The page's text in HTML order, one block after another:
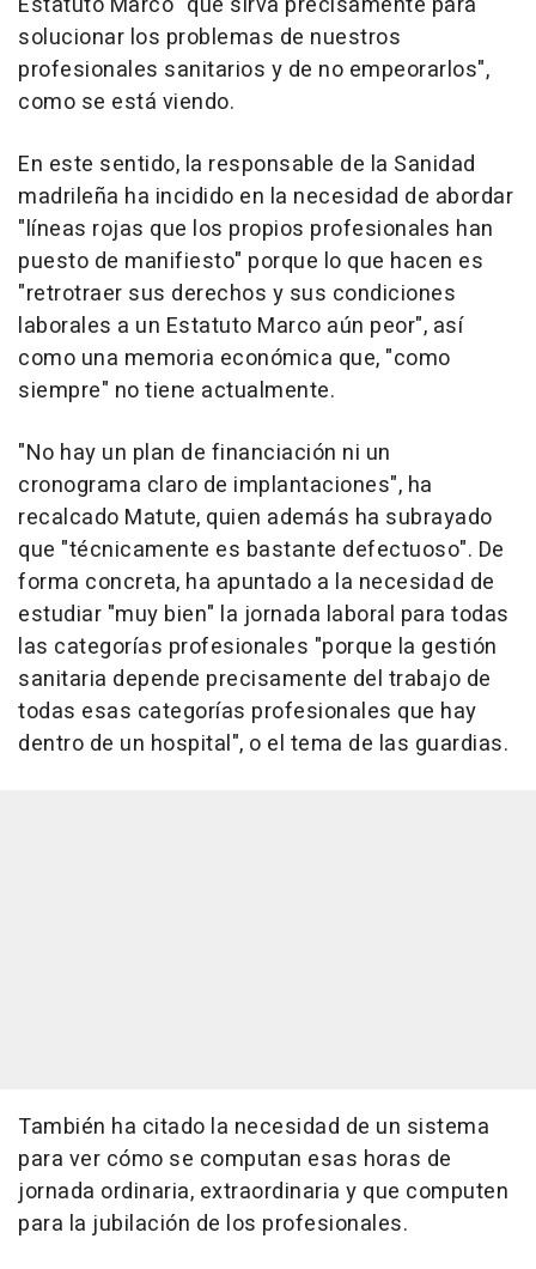
solucionar los problemas de nuestros
profesionales sanitarios y de no empeorarlos",
como se está viendo.
En este sentido, la responsable de la Sanidad
madrileña ha incidido en la necesidad de abordar
"líneas rojas que los propios profesionales han
puesto de manifiesto" porque lo que hacen es
"retrotraer sus derechos y sus condiciones
laborales a un Estatuto Marco aún peor", así
como una memoria económica que, "como
siempre" no tiene actualmente.
"No hay un plan de financiación ni un
cronograma claro de implantaciones", ha
recalcado Matute, quien además ha subrayado
que "técnicamente es bastante defectuoso". De
forma concreta, ha apuntado a la necesidad de
estudiar "muy bien" la jornada laboral para todas
las categorías profesionales "porque la gestión
sanitaria depende precisamente del trabajo de
todas esas categorías profesionales que hay
dentro de un hospital", o el tema de las guardias.
También ha citado la necesidad de un sistema
para ver cómo se computan esas horas de
jornada ordinaria, extraordinaria y que computen
para la jubilación de los profesionales.